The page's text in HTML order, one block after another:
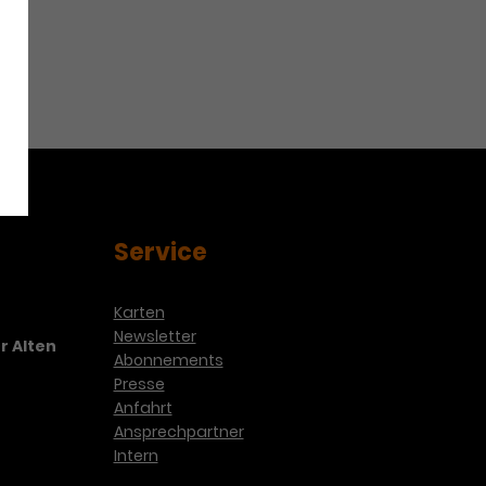
Alten
Service
Karten
Newsletter
Abonnements
Presse
Anfahrt
Ansprechpartner
Intern